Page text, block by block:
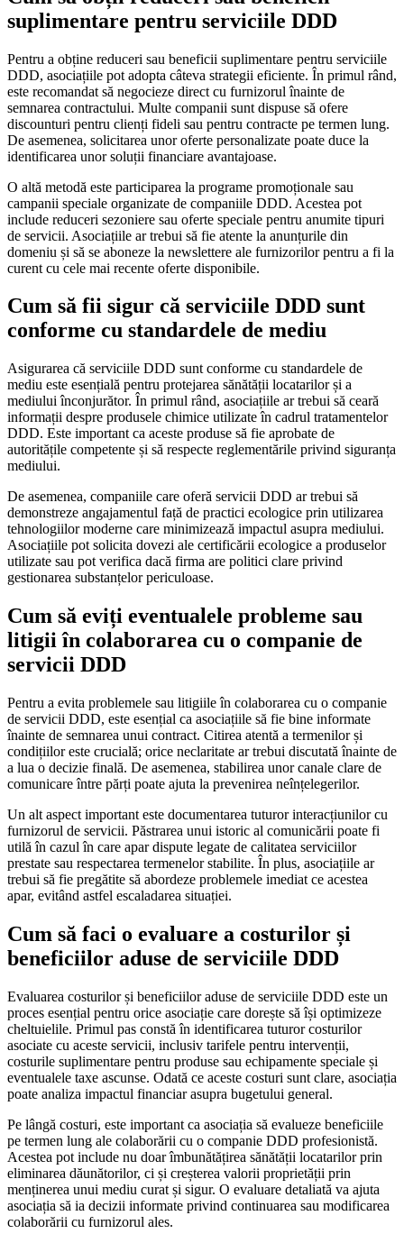
suplimentare pentru serviciile DDD
Pentru a obține reduceri sau beneficii suplimentare pentru serviciile
DDD, asociațiile pot adopta câteva strategii eficiente. În primul rând,
este recomandat să negocieze direct cu furnizorul înainte de
semnarea contractului. Multe companii sunt dispuse să ofere
discounturi pentru clienți fideli sau pentru contracte pe termen lung.
De asemenea, solicitarea unor oferte personalizate poate duce la
identificarea unor soluții financiare avantajoase.
O altă metodă este participarea la programe promoționale sau
campanii speciale organizate de companiile DDD. Acestea pot
include reduceri sezoniere sau oferte speciale pentru anumite tipuri
de servicii. Asociațiile ar trebui să fie atente la anunțurile din
domeniu și să se aboneze la newslettere ale furnizorilor pentru a fi la
curent cu cele mai recente oferte disponibile.
Cum să fii sigur că serviciile DDD sunt
conforme cu standardele de mediu
Asigurarea că serviciile DDD sunt conforme cu standardele de
mediu este esențială pentru protejarea sănătății locatarilor și a
mediului înconjurător. În primul rând, asociațiile ar trebui să ceară
informații despre produsele chimice utilizate în cadrul tratamentelor
DDD. Este important ca aceste produse să fie aprobate de
autoritățile competente și să respecte reglementările privind siguranța
mediului.
De asemenea, companiile care oferă servicii DDD ar trebui să
demonstreze angajamentul față de practici ecologice prin utilizarea
tehnologiilor moderne care minimizează impactul asupra mediului.
Asociațiile pot solicita dovezi ale certificării ecologice a produselor
utilizate sau pot verifica dacă firma are politici clare privind
gestionarea substanțelor periculoase.
Cum să eviți eventualele probleme sau
litigii în colaborarea cu o companie de
servicii DDD
Pentru a evita problemele sau litigiile în colaborarea cu o companie
de servicii DDD, este esențial ca asociațiile să fie bine informate
înainte de semnarea unui contract. Citirea atentă a termenilor și
condițiilor este crucială; orice neclaritate ar trebui discutată înainte de
a lua o decizie finală. De asemenea, stabilirea unor canale clare de
comunicare între părți poate ajuta la prevenirea neînțelegerilor.
Un alt aspect important este documentarea tuturor interacțiunilor cu
furnizorul de servicii. Păstrarea unui istoric al comunicării poate fi
utilă în cazul în care apar dispute legate de calitatea serviciilor
prestate sau respectarea termenelor stabilite. În plus, asociațiile ar
trebui să fie pregătite să abordeze problemele imediat ce acestea
apar, evitând astfel escaladarea situației.
Cum să faci o evaluare a costurilor și
beneficiilor aduse de serviciile DDD
Evaluarea costurilor și beneficiilor aduse de serviciile DDD este un
proces esențial pentru orice asociație care dorește să își optimizeze
cheltuielile. Primul pas constă în identificarea tuturor costurilor
asociate cu aceste servicii, inclusiv tarifele pentru intervenții,
costurile suplimentare pentru produse sau echipamente speciale și
eventualele taxe ascunse. Odată ce aceste costuri sunt clare, asociația
poate analiza impactul financiar asupra bugetului general.
Pe lângă costuri, este important ca asociația să evalueze beneficiile
pe termen lung ale colaborării cu o companie DDD profesionistă.
Acestea pot include nu doar îmbunătățirea sănătății locatarilor prin
eliminarea dăunătorilor, ci și creșterea valorii proprietății prin
menținerea unui mediu curat și sigur. O evaluare detaliată va ajuta
asociația să ia decizii informate privind continuarea sau modificarea
colaborării cu furnizorul ales.